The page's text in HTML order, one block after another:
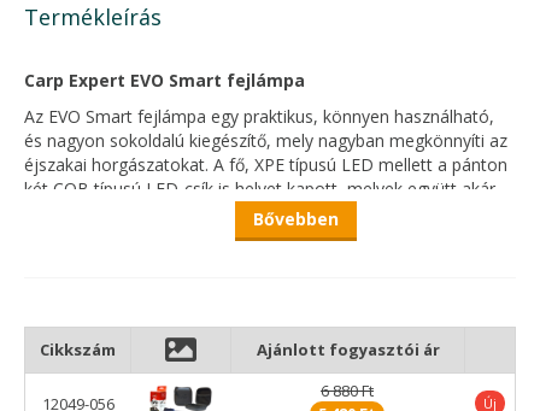
Termékleírás
Carp Expert EVO Smart fejlámpa
Az EVO Smart fejlámpa egy praktikus, könnyen használható,
és nagyon sokoldalú kiegészítő, mely nagyban megkönnyíti az
éjszakai horgászatokat. A fő, XPE típusú LED mellett a pánton
két COB típusú LED-csík is helyet kapott, melyek együtt akár
270 fokban képesek bevilágítani környezetünket, maximálisan
550 lumen fényerővel - ennek köszönhetően tulajdonképpen
A lámpa bekapcsolása nem csak fizikai gomb megnyomásával
történhet. A manuláis bekapcsológomb mellett egy másikat is
találunk, mely megnyomásával a LED-ek mellett aktiválódik a
Bővebben
Cikkszám Ajánlott fogyasztói ár
12049-056
6 880 Ft
Új